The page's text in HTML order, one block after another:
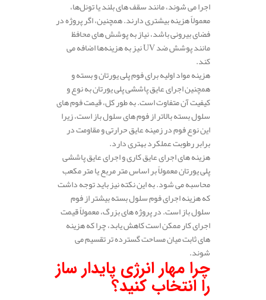
اجرا می‌ شوند، مانند سقف‌ های بلند یا تونل‌ها،
معمولاً هزینه بیشتری دارند. همچنین، اگر پروژه در
فضای بیرونی باشد، نیاز به پوشش‌ های محافظ
مانند پوشش ضد UV نیز به هزینه‌ها اضافه می‌
کند.
هزینه مواد اولیه برای فوم پلی‌ یورتان و بسته و
همچنین اجرای عایق پاششی پلی یورتان به نوع و
کیفیت آن متفاوت است. به طور کل، قیمت فوم‌ های
سلول بسته بالاتر از فوم‌ های سلول باز است، زیرا
این نوع فوم در زمینه عایق حرارتی و مقاومت در
برابر رطوبت عملکرد بهتری دارد.
هزینه‌ های اجرای عایق‌ کاری و اجرای عایق پاششی
پلی یورتان معمولاً بر اساس متر مربع یا متر مکعب
محاسبه می‌ شود. به این نکته نیز باید توجه داشت
که هزینه اجرای فوم سلول بسته بیشتر از فوم
سلول باز است. در پروژه‌ های بزرگ، معمولاً قیمت
اجرای کار ممکن است کاهش یابد، چرا که هزینه‌
های ثابت میان مساحت گسترده‌ تر تقسیم می‌
شوند.
چرا مهار انرژی پایدار ساز
را انتخاب کنید؟